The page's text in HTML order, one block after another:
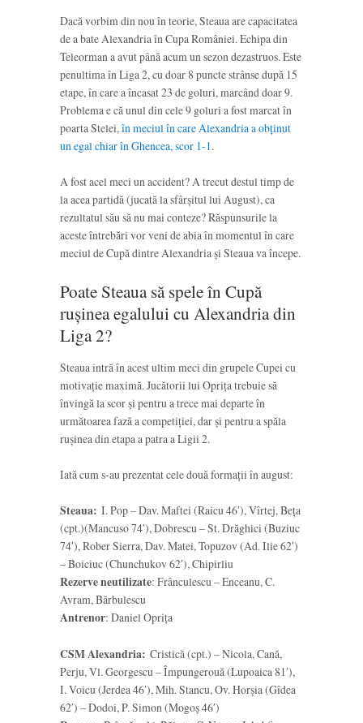
Dacă vorbim din nou în teorie, Steaua are capacitatea
de a bate Alexandria în Cupa României. Echipa din
Teleorman a avut până acum un sezon dezastruos. Este
penultima în Liga 2, cu doar 8 puncte strânse după 15
etape, în care a încasat 23 de goluri, marcând doar 9.
Problema e că unul din cele 9 goluri a fost marcat în
poarta Stelei,în meciul în care Alexandria a obținut
un egal chiar în Ghencea, scor 1-1.
A fost acel meci un accident? A trecut destul timp de
la acea partidă (jucată la sfârșitul lui August), ca
rezultatul său să nu mai conteze? Răspunsurile la
aceste întrebări vor veni de abia în momentul în care
meciul de Cupă dintre Alexandria și Steaua va începe.
Poate Steaua să spele în Cupă
rușinea egalului cu Alexandria din
Liga 2?
Steaua intră în acest ultim meci din grupele Cupei cu
motivație maximă. Jucătorii lui Oprița trebuie să
învingă la scor și pentru a trece mai departe în
următoarea fază a competiției, dar și pentru a spăla
rușinea din etapa a patra a Ligii 2.
Iată cum s-au prezentat cele două formații în august:
Steaua: I. Pop – Dav. Maftei (Raicu 46′), Vîrtej, Beța
(cpt.)(Mancuso 74′), Dobrescu – St. Drăghici (Buziuc
74′), Rober Sierra, Dav. Matei, Topuzov (Ad. Ilie 62′)
– Boiciuc (Chunchukov 62′), Chipirliu
Rezerve neutilizate: Frânculescu – Enceanu, C.
Avram, Bărbulescu
Antrenor: Daniel Oprița
CSM Alexandria: Cristică (cpt.) – Nicola, Cană,
Perju, Vl. Georgescu – Împungerouă (Lupoaica 81′),
I. Voicu (Jerdea 46′), Mih. Stancu, Ov. Horșia (Gîdea
62′) – Dodoi, P. Simon (Mogoș 46′)